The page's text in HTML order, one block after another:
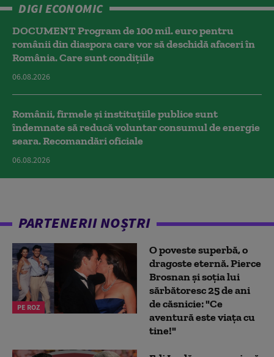
DIGI ECONOMIC
DOCUMENT Program de 100 mil. euro pentru
românii din diaspora care vor să deschidă afaceri în
România. Care sunt condițiile
06.08.2026
Românii, firmele și instituțiile publice sunt
îndemnate să reducă voluntar consumul de energie
seara. Recomandări oficiale
06.08.2026
PARTENERII NOȘTRI
PE ROZ
O poveste superbă, o
dragoste eternă. Pierce
Brosnan și soția lui
sărbătoresc 25 de ani
de căsnicie: "Ce
aventură este viața cu
tine!"